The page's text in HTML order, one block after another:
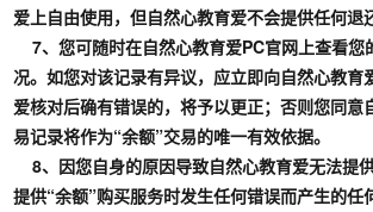
爱上自由使用，但自然心教育爱不会提供任何退
7、您可随时在自然心教育爱PC官网上查看您
况。如您对该记录有异议，应立即向自然心教育
爱核对后确有错误的，将予以更正；否则您同意
易记录将作为“余额”交易的唯一有效依据。
8、因您自身的原因导致自然心教育爱无法提
提供“余额”购买服务时发生任何错误而产生的任